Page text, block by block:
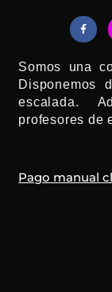
F
a
o
k
Somos una
Disponemos
escalada.
profesores de
Pago manual